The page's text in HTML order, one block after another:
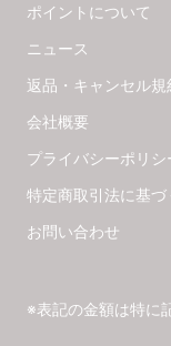
ポイントについて
ニュース
返品・キャンセル規
会社概要
プライバシーポリシ
特定商取引法に基づ
お問い合わせ
※表記の金額は特に